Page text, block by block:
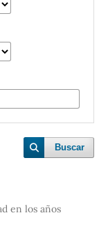
Buscar
en los años